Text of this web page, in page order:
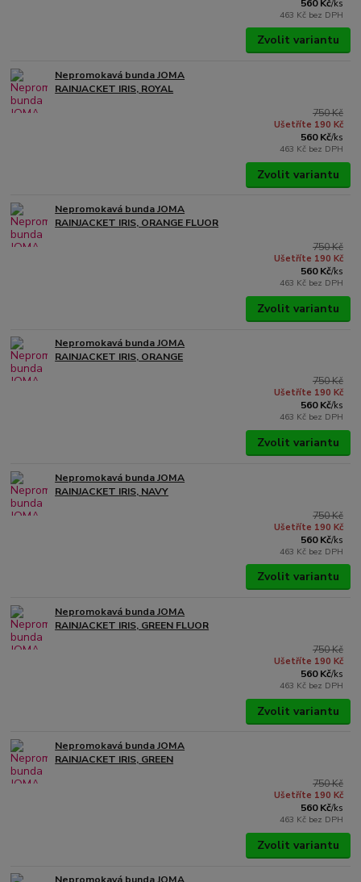
560 Kč/ks
463 Kč bez DPH
Zvolit variantu
Nepromokavá bunda JOMA
RAINJACKET IRIS, ROYAL
750 Kč
Ušetříte 190 Kč
560 Kč/ks
463 Kč bez DPH
Zvolit variantu
Nepromokavá bunda JOMA
RAINJACKET IRIS, ORANGE FLUOR
750 Kč
Ušetříte 190 Kč
560 Kč/ks
463 Kč bez DPH
Zvolit variantu
Nepromokavá bunda JOMA
RAINJACKET IRIS, ORANGE
750 Kč
Ušetříte 190 Kč
560 Kč/ks
463 Kč bez DPH
Zvolit variantu
Nepromokavá bunda JOMA
RAINJACKET IRIS, NAVY
750 Kč
Ušetříte 190 Kč
560 Kč/ks
463 Kč bez DPH
Zvolit variantu
Nepromokavá bunda JOMA
RAINJACKET IRIS, GREEN FLUOR
750 Kč
Ušetříte 190 Kč
560 Kč/ks
463 Kč bez DPH
Zvolit variantu
Nepromokavá bunda JOMA
RAINJACKET IRIS, GREEN
750 Kč
Ušetříte 190 Kč
560 Kč/ks
463 Kč bez DPH
Zvolit variantu